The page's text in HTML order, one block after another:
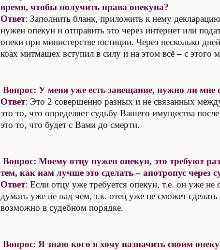
время, чтобы получить права опекуна?
Ответ: Заполнить бланк, приложить к нему
нужен опекун и отправить это через интернет или
опеки при министерстве юстиции. Через несколько
коах митмашех вступил в силу и на этом всё – с этого
Вопрос: У меня уже есть завещание, нужно ли
Ответ: Это 2 совершенно разных и не связанных
это то, что определяет судьбу Вашего имущества
это то, что будет с Вами до смерти.
Вопрос: Моему отцу нужен опекун, это требуют
тем, как нам лучше это сделать – апотропус через
Ответ: Если отцу уже требуется опекун, т.е. он уже не
думать уже не над чем, т.к. отец уже не сможет
возможно в судебном порядке.
Вопрос: Я знаю кого я хочу назначить своим